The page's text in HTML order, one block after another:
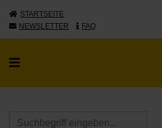
STARTSEITE
NEWSLETTER
FAQ